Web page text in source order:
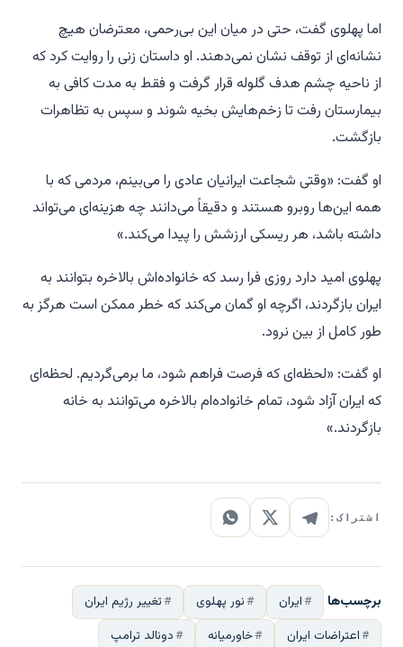
اما پهلوی گفت، حتی در میان این بی‌رحمی، معترضان هیچ
نشانه‌ای از توقف نشان نمی‌دهند. او داستان زنی را روایت کرد که
از ناحیه چشم هدف گلوله قرار گرفت و فقط به مدت کافی به
بیمارستان رفت تا زخم‌هایش بخیه شوند و سپس به تظاهرات
بازگشت.
او گفت: «وقتی شجاعت ایرانیان عادی را می‌بینم، مردمی که با
همه این‌ها روبرو هستند و دقیقاً می‌دانند چه هزینه‌ای می‌تواند
داشته باشد، هر ریسکی ارزشش را پیدا می‌کند.»
پهلوی امید دارد روزی فرا رسد که خانواده‌اش بالاخره بتوانند به
ایران بازگردند، اگرچه او گمان می‌کند که خطر ممکن است هرگز به
طور کامل از بین نرود.
او گفت: «لحظه‌ای که فرصت فراهم شود، ما برمی‌گردیم. لحظه‌ای
که ایران آزاد شود، تمام خانواده‌ام بالاخره می‌توانند به خانه
بازگردند.»
اشتراک:
برچسب‌ها ایران نور پهلوی
تغییر رژیم ایران
اعتراضات ایران
خاورمیانه
دونالد ترامپ